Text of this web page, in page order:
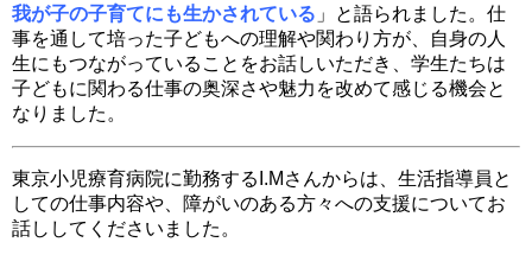
我が子の子育てにも生かされている 」と語られました。仕
事を通して培った子どもへの理解や関わり方が、自身の人
生にもつながっていることをお話しいただき、学生たちは
子どもに関わる仕事の奥深さや魅力を改めて感じる機会と
なりました。
東京小児療育病院に勤務するI.Mさんからは、生活指導員と
しての仕事内容や、障がいのある方々への支援についてお
話ししてくださいました。